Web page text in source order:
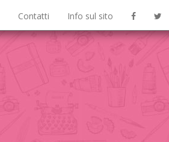
Contatti Info sul sito